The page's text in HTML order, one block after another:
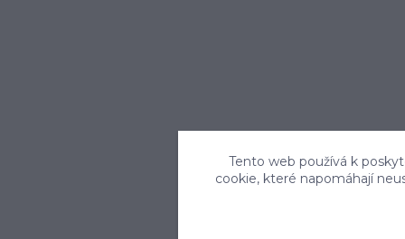
Tento web používá k
cookie, které napomáhají